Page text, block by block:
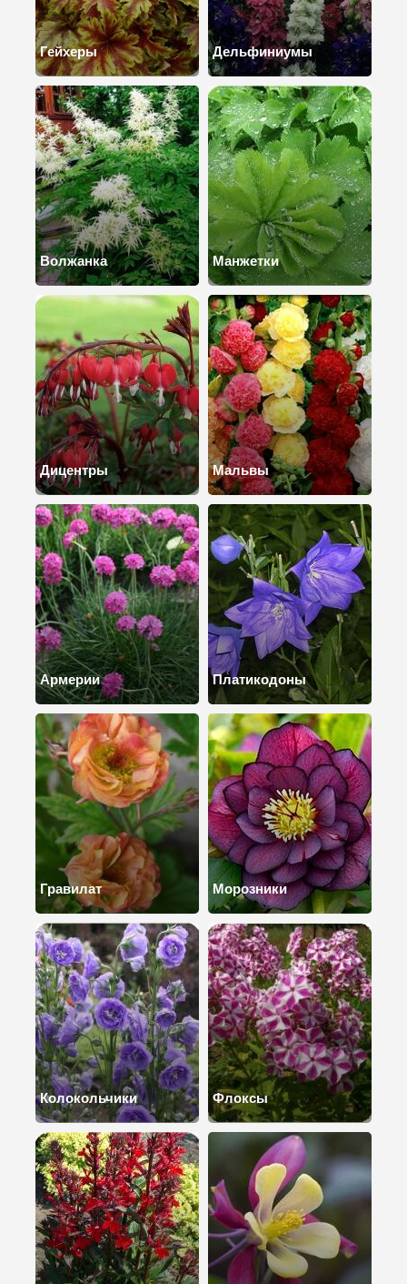
Гейхеры Дельфиниумы
Волжанка Манжетки
Дицентры Мальвы
Армерии Платикодоны
Гравилат Морозники
Колокольчики Флоксы